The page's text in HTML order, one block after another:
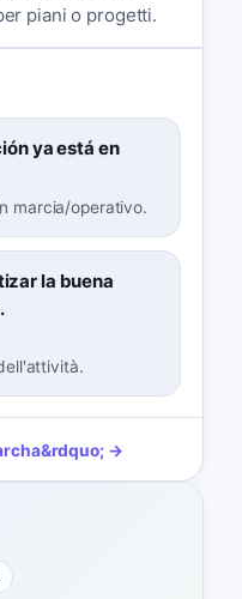
piani o progetti.
ya está en
marcia/operativo.
la buena
&rdquo; →